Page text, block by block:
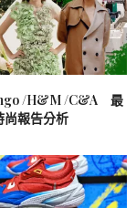
/H&M /C&A 最
尚報告分析